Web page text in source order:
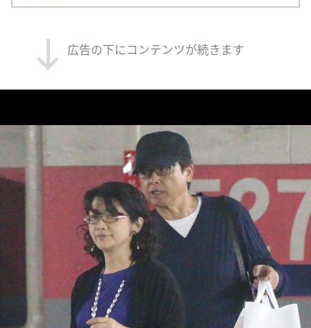
広告の下にコンテンツが続きます